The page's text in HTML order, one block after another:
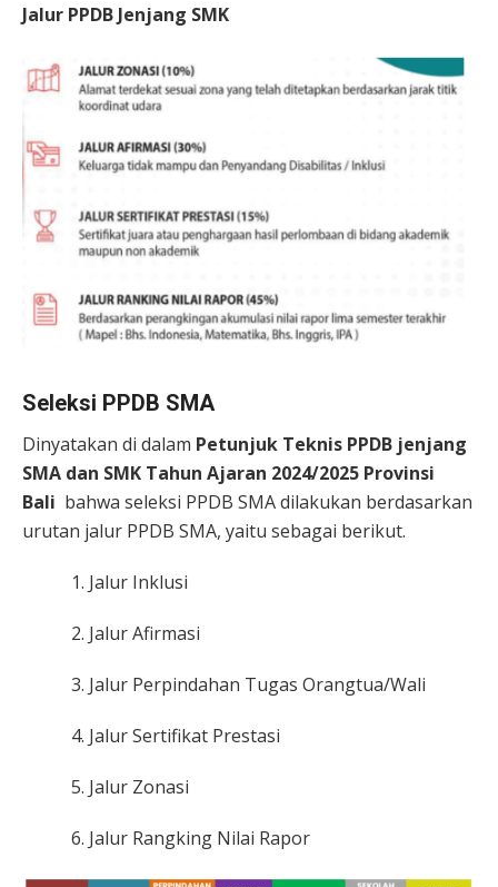
Jalur PPDB Jenjang SMK
Seleksi PPDB SMA
Dinyatakan di dalam Petunjuk Teknis PPDB jenjang
SMA dan SMK Tahun Ajaran 2024/2025 Provinsi
Bali bahwa seleksi PPDB SMA dilakukan berdasarkan
urutan jalur PPDB SMA, yaitu sebagai berikut.
Jalur Inklusi
Jalur Afirmasi
Jalur Perpindahan Tugas Orangtua/Wali
Jalur Sertifikat Prestasi
Jalur Zonasi
Jalur Rangking Nilai Rapor